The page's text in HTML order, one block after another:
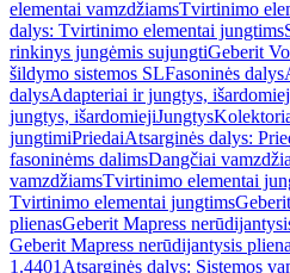
elementai vamzdžiamsTvirtinimo
dalys: Tvirtinimo elementai jungtims
rinkinys jungėmis sujungtiGeberit
šildymo sistemos SLFasoninės dalys
dalysAdapteriai ir jungtys,
jungtys, išardomiejiJungtys
jungtimiPriedaiAtsarginės dalys:
fasoninėms dalimsDangčiai
vamzdžiamsTvirtinimo elementai
Tvirtinimo elementai jungtims
plienasGeberit Mapress
Geberit Mapress nerūdijantysis
1.4401 Atsarginės dalys: Sistemos